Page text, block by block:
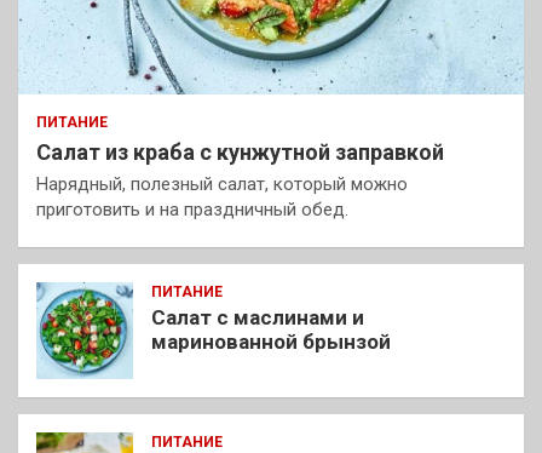
ПИТАНИЕ
Салат из краба с кунжутной заправкой
Нарядный, полезный салат, который можно
приготовить и на праздничный обед.
ПИТАНИЕ
Салат с маслинами и
маринованной брынзой
ПИТАНИЕ